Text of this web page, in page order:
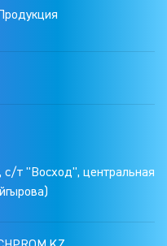
Продукция
с/т "Восход", центральная